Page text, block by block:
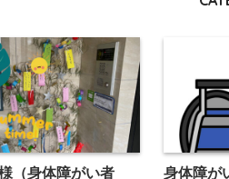
（身体障がい者
身体障が